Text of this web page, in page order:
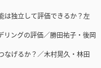
独立して評価できるか？左
ングの評価／勝田祐子・後岡
げるか？／木村晃久・林田